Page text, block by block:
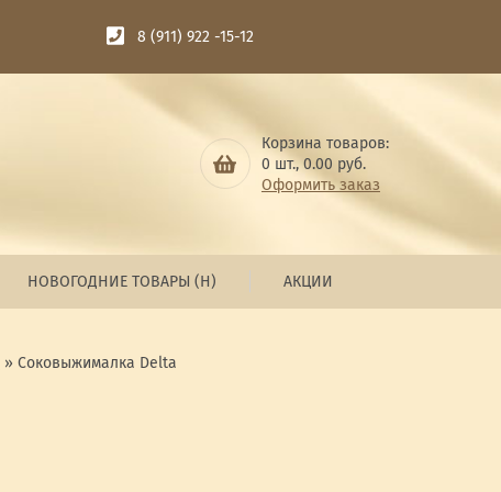
8 (911) 922 -15-12
Корзина товаров:
0 шт.,0.00 руб.
Оформить заказ
НОВОГОДНИЕ ТОВАРЫ (Н) АКЦИИ
» Соковыжималка Delta